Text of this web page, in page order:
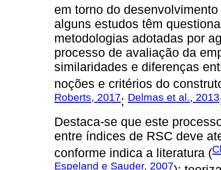
em torno do
alguns estudos têm
metodologias adotadas por
processo de avaliação da
similaridades e diferenças
noções e critérios do
Roberts, 2017; Delmas et al., 2013
Destaca-se que este
entre índices de RSC deve
conforme indica a literatura (
Espeland e Sauder, 2007